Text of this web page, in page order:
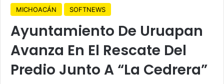
MICHOACÁN SOFTNEWS
Ayuntamiento De Uruapan
Avanza En El Rescate Del
Predio Junto A “La Cedrera”